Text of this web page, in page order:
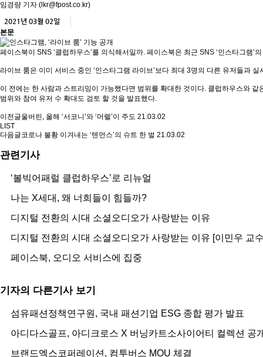
임경량 기자 (lkr@fpost.co.kr)
2021년 03월 02일
본문
페이스북이 SNS ‘클럽하우스’를 의식해서일까. 페이스북은 최근 SNS ‘인스타그램’
라이브 룸은 이미 서비스 중인 ‘인스타그램 라이브’보다 최대 3명의 다른 유저들과
이 전에는 한 사람과 스트리밍이 가능했다면 범위를 확대한 것이다. 클럽하우스와
범위와 참여 유저 수 확대도 검토 할 것을 발표했다.
이전글울버린, 올해 ‘서코니’와 ‘머렐’이 주도 21.03.02
LIST
다음글코로나 불황 이겨내는 ‘텐먼스’의 슈트 한 벌 21.03.02
관련기사
‘볼빅어패럴 클럽하우스’로 리뉴얼
나는 X세대, 왜 너희들이 힘들까?
디지털 전환의 시대 소셜오디오가 사랑받는 이유
디지털 전환의 시대 소셜오디오가 사랑받는 이유 [이민우 교
페이스북, 오디오 서비스에 집중
기자의 다른기사 보기
섬유패션정책연구원, 국내 패션기업 ESG 종합 평가 발표
아디다스골프, 아디크로스 X 버닝카트소사이어티 컬렉션 공
브랜드엑스코퍼레이션, 컴투버스 MOU 체결